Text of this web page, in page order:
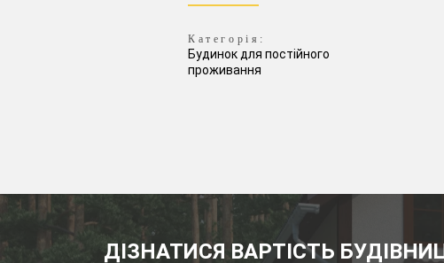
Категорія:
Будинок для постійного
проживання
ДІЗНАТИСЯ ВАРТІСТЬ